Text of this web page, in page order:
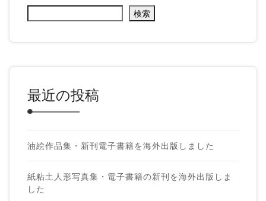
検索
最近の投稿
油絵作品集・新刊電子書籍を海外出版しました
紙粘土人形写真集・電子書籍の新刊を海外出版しま
した